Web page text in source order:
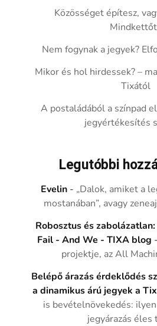
Közösséget építesz,
Nem fogynak a jegyek?
Mikor és hol hirdessek? –
Tixától
A postaládából a színpad
jegyértékesítés
Legutóbbi
Evelin - „Dalok, amiket a
mostanában”, avagy
Robosztus és
Fail - And We - TIXA blog -
projektje, az All
Belépő árazás érdeklődés
a dinamikus árú jegyek a
is bevételnövekedés:
jegyárazás éles